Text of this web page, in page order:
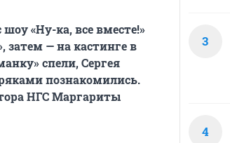
«Ну-ка, все вместе!»
затем — на кастинге в
спели, Сергея
познакомились.
НГС Маргариты
3
4